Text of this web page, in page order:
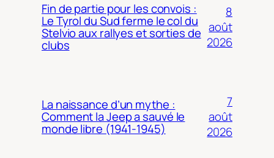
Fin de partie pour les convois :
Le Tyrol du Sud ferme le col du
Stelvio aux rallyes et sorties de
clubs
8
août
2026
La naissance d’un mythe :
Comment la Jeep a sauvé le
monde libre (1941-1945)
7
août
2026